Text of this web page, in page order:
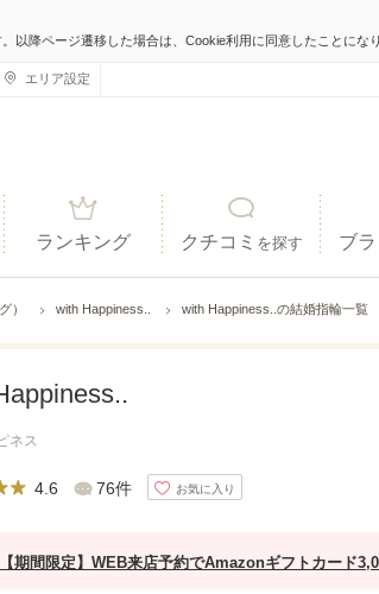
以降ページ遷移した場合は、Cookie利用に同意したことになり
エリア設定
ランキング クチコミ を探す ブ
） with Happiness.. with Happiness..の結婚指輪一覧
ネス
4.6 76件 お気に入り
【期間限定】WEB来店予約でAmazonギフトカード